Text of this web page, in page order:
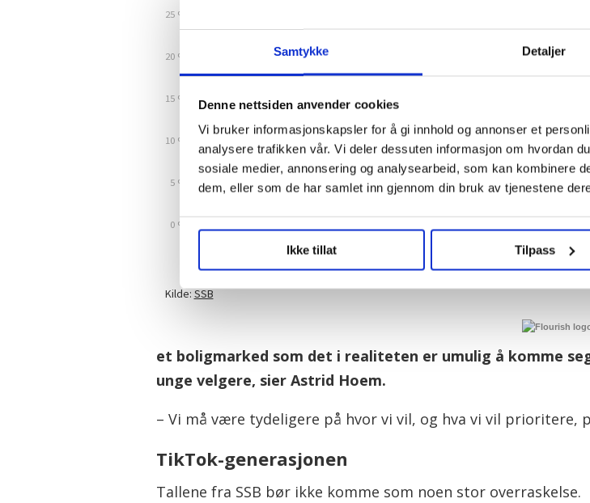
Samtykke Detaljer
Denne nettsiden anvender cookies
Vi bruker informasjonskapsler for å gi innhold og annonser et
analysere trafikken vår. Vi deler dessuten informasjon om hvordan
sosiale medier, annonsering og analysearbeid, som kan kombinere
dem, eller som de har samlet inn gjennom din bruk av tjenestene
Ikke tillat Tilpass
et boligmarked som det i realiteten er umulig å komme
unge velgere, sier Astrid Hoem.
– Vi må være tydeligere på hvor vi vil, og hva vi vil prioritere,
TikTok-generasjonen
Tallene fra SSB bør ikke komme som noen stor overraskelse.